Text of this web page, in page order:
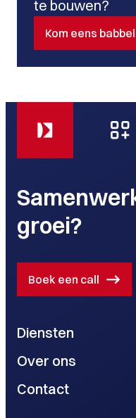
te bouwen?
Kom eens
groei?
Boek een call
Diensten
Over ons
Contact